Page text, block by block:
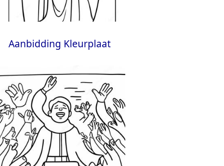
Aanbidding Kleurplaat